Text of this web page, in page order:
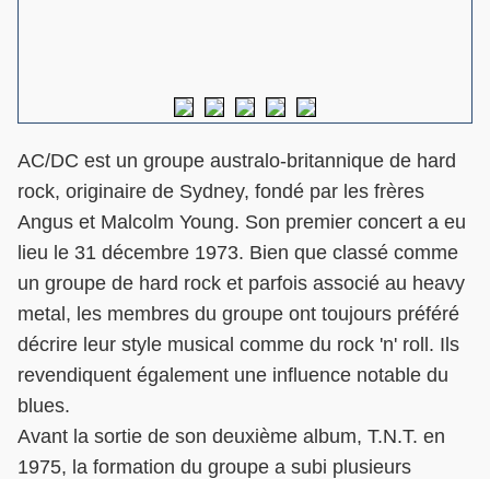
AC/DC est un groupe australo-britannique de hard
rock, originaire de Sydney, fondé par les frères
Angus et Malcolm Young. Son premier concert a eu
lieu le 31 décembre 1973. Bien que classé comme
un groupe de hard rock et parfois associé au heavy
metal, les membres du groupe ont toujours préféré
décrire leur style musical comme du rock 'n' roll. Ils
revendiquent également une influence notable du
blues.
Avant la sortie de son deuxième album, T.N.T. en
1975, la formation du groupe a subi plusieurs